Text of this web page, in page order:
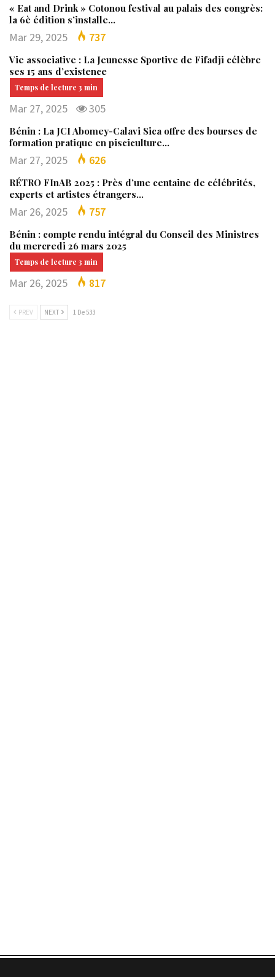
« Eat and Drink » Cotonou festival au palais des congrès:
la 6è édition s’installe…
Mar 29, 2025 737
Vie associative : La Jeunesse Sportive de Fifadji célèbre
ses 15 ans d’existence
Mar 27, 2025 305
Bénin : La JCI Abomey-Calavi Sica offre des bourses de
formation pratique en pisciculture…
Mar 27, 2025 626
RÉTRO FInAB 2025 : Près d’une centaine de célébrités,
experts et artistes étrangers…
Mar 26, 2025 757
Bénin : compte rendu intégral du Conseil des Ministres
du mercredi 26 mars 2025
Mar 26, 2025 817
PREV NEXT 1 De 533